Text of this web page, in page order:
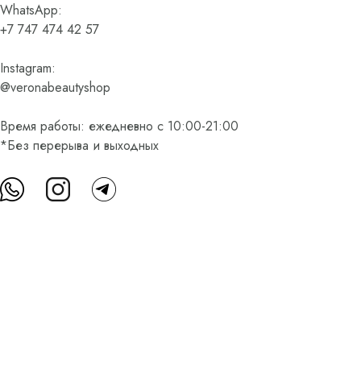
WhatsApp:
+7 747 474 42 57
Instagram:
@veronabeautyshop
Время работы: ежедневно с 10:00-21:00
*Без перерыва и выходных